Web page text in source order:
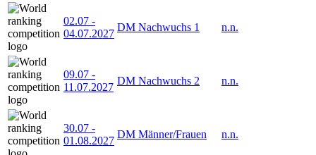
02.07 -
04.07.2027
DM Nachwuchs 1 n.n.
09.07 -
11.07.2027
DM Nachwuchs 2 n.n.
30.07 -
01.08.2027
DM Männer/Frauen n.n.